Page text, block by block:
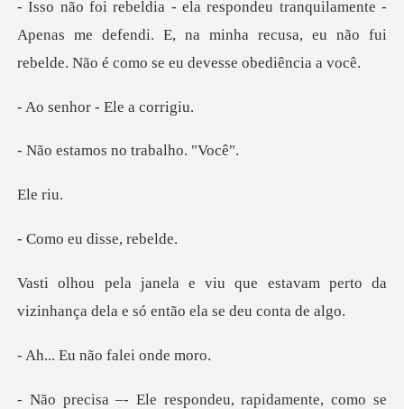
e -
Apenas me defendi. E, na minha recusa, eu não fui
r - Ele a
os no traba
ri
u disse,
estavam perto da
vizinhança dela e
não falei
eu, rapidamente, como se